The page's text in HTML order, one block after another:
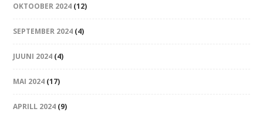
OKTOOBER 2024 (12)
SEPTEMBER 2024 (4)
JUUNI 2024 (4)
MAI 2024 (17)
APRILL 2024 (9)